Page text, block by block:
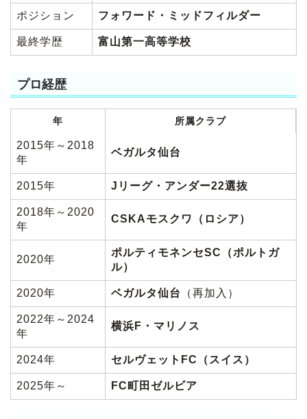
ポジション フォワード・ミッドフィルダー
最終学歴 富山第一高等学校
プロ経歴
年 所属クラブ
2015年～2018
年
ベガルタ仙台
2015年 Jリーグ・アンダー22選抜
2018年～2020
年
CSKAモスクワ（ロシア）
2020年
ポルティモネンセSC（ポルトガ
ル）
2020年 ベガルタ仙台 （再加入）
2022年～2024
年
横浜F・マリノス
2024年 セルヴェットFC（スイス）
2025年～ FC町田ゼルビア